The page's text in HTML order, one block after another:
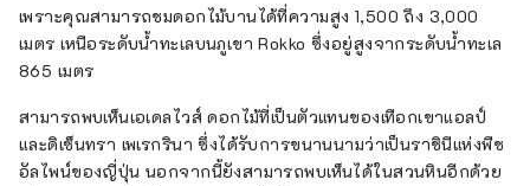
เพราะคุณสามารถชมดอกไม้บานได้ที่ความสูง 1,500 ถึง 3,000
เมตร เหนือระดับน้ำทะเลบนภูเขา Rokko ซึ่งอยู่สูงจากระดับน้ำทะเล
865 เมตร
สามารถพบเห็นเอเดลไวส์ ดอกไม้ที่เป็นตัวแทนของเทือกเขาแอลป์
และดิเซ็นทรา เพเรกรินา ซึ่งได้รับการขนานนามว่าเป็นราชินีแห่งพืช
อัลไพน์ของญี่ปุ่น นอกจากนี้ยังสามารถพบเห็นได้ในสวนหินอีกด้วย